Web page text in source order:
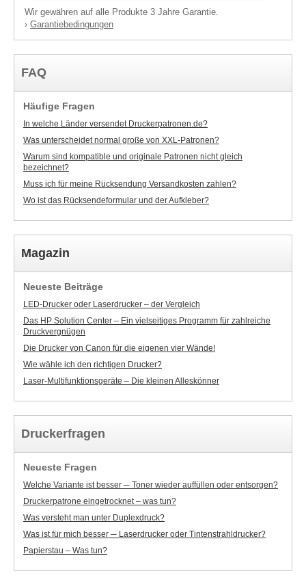
Wir gewähren auf alle Produkte 3 Jahre Garantie.
› Garantiebedingungen
FAQ
Häufige Fragen
In welche Länder versendet Druckerpatronen.de?
Was unterscheidet normal große von XXL-Patronen?
Warum sind kompatible und originale Patronen nicht gleich
bezeichnet?
Muss ich für meine Rücksendung Versandkosten zahlen?
Wo ist das Rücksendeformular und der Aufkleber?
Magazin
Neueste Beiträge
LED-Drucker oder Laserdrucker – der Vergleich
Das HP Solution Center – Ein vielseitiges Programm für zahlreiche
Druckvergnügen
Die Drucker von Canon für die eigenen vier Wände!
Wie wähle ich den richtigen Drucker?
Laser-Multifunktionsgeräte – Die kleinen Alleskönner
Druckerfragen
Neueste Fragen
Welche Variante ist besser ─ Toner wieder auffüllen oder entsorgen?
Druckerpatrone eingetrocknet – was tun?
Was versteht man unter Duplexdruck?
Was ist für mich besser ─ Laserdrucker oder Tintenstrahldrucker?
Papierstau – Was tun?